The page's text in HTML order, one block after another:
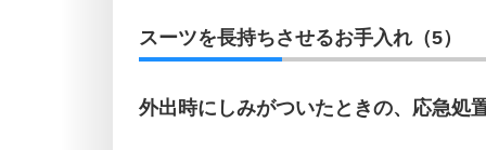
スーツを長持ちさせるお手入れ（5）
外出時にしみがついたときの、応急処